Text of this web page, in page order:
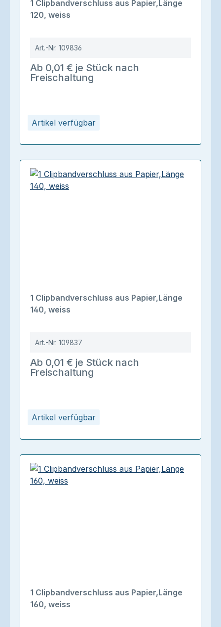
Artikel verfügbar
1 Clipbandverschluss aus Papier,Länge
120, weiss
Art.-Nr. 109836
Ab 0,01 € je Stück nach
Freischaltung
Artikel verfügbar
1 Clipbandverschluss aus Papier,Länge
140, weiss
Art.-Nr. 109837
Ab 0,01 € je Stück nach
Freischaltung
1 Clipbandverschluss aus Papier,Länge
160, weiss